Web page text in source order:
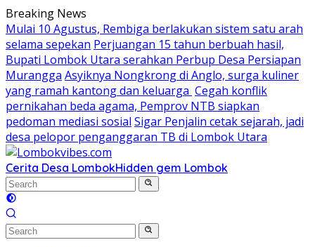
Skip
to
content
Breaking News
Mulai 10 Agustus, Rembiga berlakukan sistem satu arah
selama sepekan Perjuangan 15 tahun berbuah hasil,
Bupati Lombok Utara serahkan Perbup Desa Persiapan
Murangga Asyiknya Nongkrong di Anglo, surga kuliner
yang ramah kantong dan keluarga Cegah konflik
pernikahan beda agama, Pemprov NTB siapkan
pedoman mediasi sosial Sigar Penjalin cetak sejarah, jadi
desa pelopor penganggaran TB di Lombok Utara
Cerita Desa LombokHidden gem Lombok